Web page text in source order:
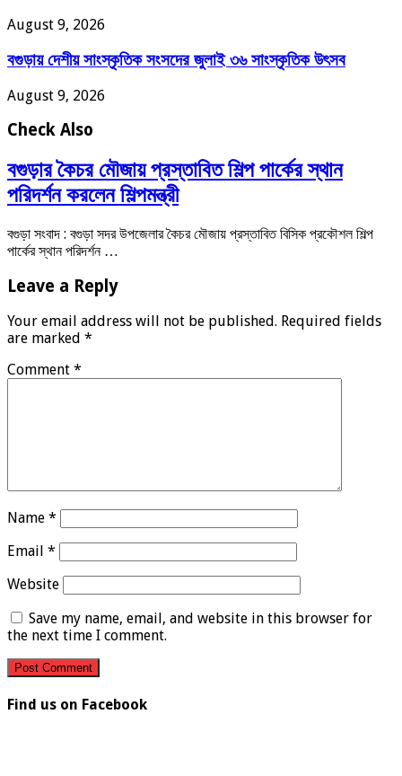
August 9, 2026
বগুড়ায় দেশীয় সাংস্কৃতিক সংসদের জুলাই ৩৬ সাংস্কৃতিক উৎসব
August 9, 2026
Check Also
বগুড়ার কৈচর মৌজায় প্রস্তাবিত শিল্প পার্কের স্থান
পরিদর্শন করলেন শিল্পমন্ত্রী
বগুড়া সংবাদ : বগুড়া সদর উপজেলার কৈচর মৌজায় প্রস্তাবিত বিসিক প্রকৌশল শিল্প
পার্কের স্থান পরিদর্শন …
Leave a Reply
Your email address will not be published. Required fields
are marked *
Comment *
Name *
Email *
Website
Save my name, email, and website in this browser for
the next time I comment.
Find us on Facebook